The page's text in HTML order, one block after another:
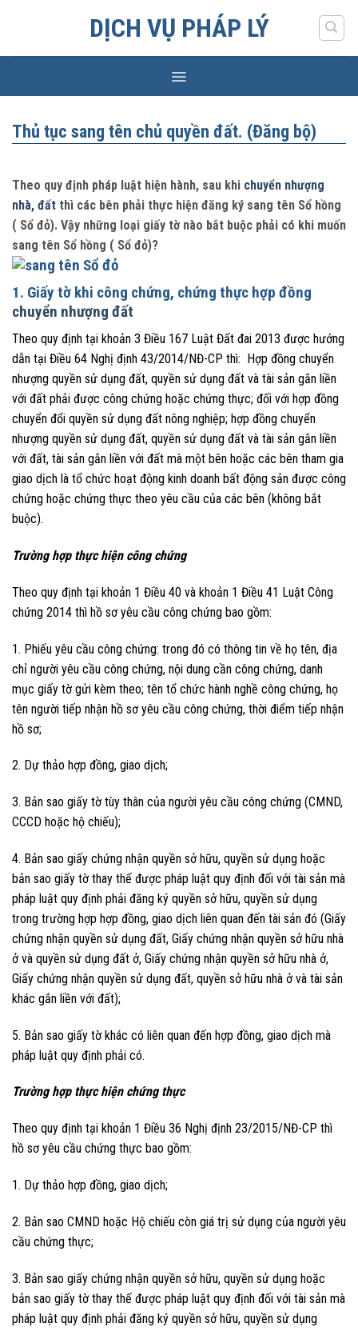
DỊCH VỤ PHÁP LÝ
Thủ tục sang tên chủ quyền đất. (Đăng bộ)
Theo quy định pháp luật hiện hành, sau khi chuyển nhượng
nhà, đất thì các bên phải thực hiện đăng ký sang tên Sổ hồng
( Sổ đỏ). Vậy những loại giấy tờ nào bắt buộc phải có khi muốn
sang tên Sổ hồng ( Sổ đỏ)?
1. Giấy tờ khi công chứng, chứng thực hợp đồng
chuyển nhượng đất
Theo quy định tại khoản 3 Điều 167 Luật Đất đai 2013 được hướng
dẫn tại Điều 64 Nghị định 43/2014/NĐ-CP thì: Hợp đồng chuyển
nhượng quyền sử dụng đất, quyền sử dụng đất và tài sản gắn liền
với đất phải được công chứng hoặc chứng thực; đối với hợp đồng
chuyển đổi quyền sử dụng đất nông nghiệp; hợp đồng chuyển
nhượng quyền sử dụng đất, quyền sử dụng đất và tài sản gắn liền
với đất, tài sản gắn liền với đất mà một bên hoặc các bên tham gia
giao dịch là tổ chức hoạt động kinh doanh bất động sản được công
chứng hoặc chứng thực theo yêu cầu của các bên (không bắt
buộc).
Trường hợp thực hiện công chứng
Theo quy định tại khoản 1 Điều 40 và khoản 1 Điều 41 Luật Công
chứng 2014 thì hồ sơ yêu cầu công chứng bao gồm:
1. Phiếu yêu cầu công chứng: trong đó có thông tin về họ tên, địa
chỉ người yêu cầu công chứng, nội dung cần công chứng, danh
mục giấy tờ gửi kèm theo; tên tổ chức hành nghề công chứng, họ
tên người tiếp nhận hồ sơ yêu cầu công chứng, thời điểm tiếp nhận
hồ sơ;
2. Dự thảo hợp đồng, giao dịch;
3. Bản sao giấy tờ tùy thân của người yêu cầu công chứng (CMND,
CCCD hoặc hộ chiếu);
4. Bản sao giấy chứng nhận quyền sở hữu, quyền sử dụng hoặc
bản sao giấy tờ thay thế được pháp luật quy định đối với tài sản mà
pháp luật quy định phải đăng ký quyền sở hữu, quyền sử dụng
trong trường hợp hợp đồng, giao dịch liên quan đến tài sản đó (Giấy
chứng nhận quyền sử dụng đất, Giấy chứng nhận quyền sở hữu nhà
ở và quyền sử dụng đất ở, Giấy chứng nhận quyền sở hữu nhà ở,
Giấy chứng nhận quyền sử dụng đất, quyền sở hữu nhà ở và tài sản
khác gắn liền với đất);
5. Bản sao giấy tờ khác có liên quan đến hợp đồng, giao dịch mà
pháp luật quy định phải có.
Trường hợp thực hiện chứng thực
Theo quy định tại khoản 1 Điều 36 Nghị định 23/2015/NĐ-CP thì
hồ sơ yêu cầu chứng thực bao gồm:
1. Dự thảo hợp đồng, giao dịch;
2. Bản sao CMND hoặc Hộ chiếu còn giá trị sử dụng của người yêu
cầu chứng thực;
3. Bản sao giấy chứng nhận quyền sở hữu, quyền sử dụng hoặc
bản sao giấy tờ thay thế được pháp luật quy định đối với tài sản mà
pháp luật quy định phải đăng ký quyền sở hữu, quyền sử dụng